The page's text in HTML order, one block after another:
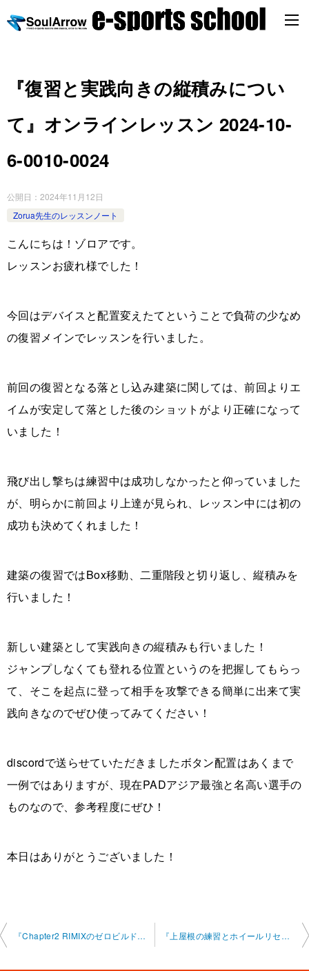
『復習と実践向きの縦積みについ
て』オンラインレッスン 2024-10-
6-0010-0024
公開日： 2024年11月12日
Zorua先生のレッスンノート
こんにちは！ゾロアです。
レッスンお疲れ様でした！
今回はデバイスと配置変えたてということで負荷の少なめ
の復習メインでレッスンを行いました。
前回の復習となる落とし込み建築に関しては、前回よりエ
イムが安定して落とした後のショットがより正確になって
いました！
飛び出し撃ちは練習中は成功しなかったと仰っていました
が、明らかに前回より上達が見られ、レッスン中には初の
成功も決めてくれました！
建築の復習ではBox移動、二重階段と切り返し、縦積みを
行いました！
新しい建築として実践向きの縦積みも行いました！
ジャンプしなくても登れる位置というのを把握してもらっ
て、そこを起点に登って相手を攻撃できる簡単に出来て実
践向きなのでぜひ使ってみてください！
discordで送らせていただきましたボタン配置はあくまで
一例ではありますが、現在PADアジア最強と名高い選手の
ものなので、参考程度にぜひ！
本日はありがとうございました！
投
『Chapter2 RIMIXのゼロビルドの戦い方について』フォートナイトオンラインレッスン 2024-11-10-0010 『上屋根の練習とホイールリセットについて』フォートナイトオンラインレッスン 2024-11-17-0010-0031